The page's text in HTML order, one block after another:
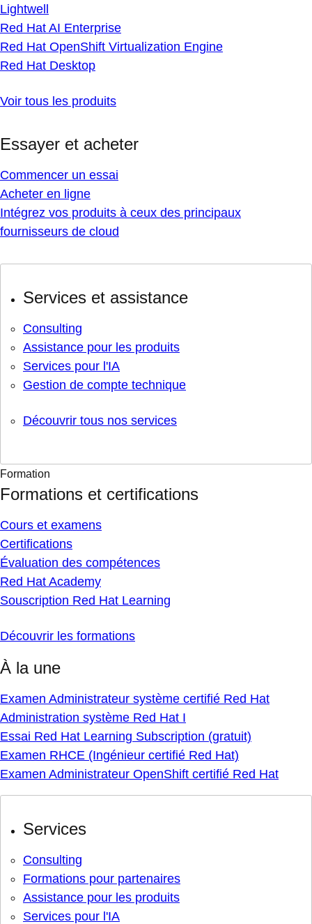
Lightwell
Red Hat AI Enterprise
Red Hat OpenShift Virtualization Engine
Red Hat Desktop
Voir tous les produits
Essayer et acheter
Commencer un essai
Acheter en ligne
Intégrez vos produits à ceux des principaux
fournisseurs de cloud
Services et assistance
Consulting
Assistance pour les produits
Services pour l'IA
Gestion de compte technique
Découvrir tous nos services
Formation
Formations et certifications
Cours et examens
Certifications
Évaluation des compétences
Red Hat Academy
Souscription Red Hat Learning
Découvrir les formations
À la une
Examen Administrateur système certifié Red Hat
Administration système Red Hat I
Essai Red Hat Learning Subscription (gratuit)
Examen RHCE (Ingénieur certifié Red Hat)
Examen Administrateur OpenShift certifié Red Hat
Services
Consulting
Formations pour partenaires
Assistance pour les produits
Services pour l'IA